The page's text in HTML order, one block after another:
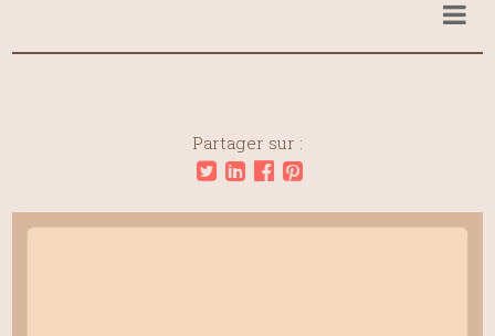
Partager sur :